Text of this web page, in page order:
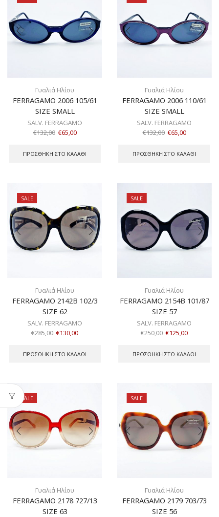
Γυαλιά Ηλίου
FERRAGAMO 2006 105/61
SIZE SMALL
SALV. FERRAGAMO
€132,00 €65,00
ΠΡΟΣΘΉΚΗ ΣΤΟ ΚΑΛΆΘΙ
Γυαλιά Ηλίου
FERRAGAMO 2006 110/61
SIZE SMALL
SALV. FERRAGAMO
€132,00 €65,00
ΠΡΟΣΘΉΚΗ ΣΤΟ ΚΑΛΆΘΙ
SALE
Γυαλιά Ηλίου
FERRAGAMO 2142B 102/3
SIZE 62
SALV. FERRAGAMO
€285,00 €130,00
ΠΡΟΣΘΉΚΗ ΣΤΟ ΚΑΛΆΘΙ
SALE
Γυαλιά Ηλίου
FERRAGAMO 2154B 101/87
SIZE 57
SALV. FERRAGAMO
€250,00 €125,00
ΠΡΟΣΘΉΚΗ ΣΤΟ ΚΑΛΆΘΙ
SALE
Γυαλιά Ηλίου
FERRAGAMO 2178 727/13
SIZE 63
SALE
Γυαλιά Ηλίου
FERRAGAMO 2179 703/73
SIZE 56